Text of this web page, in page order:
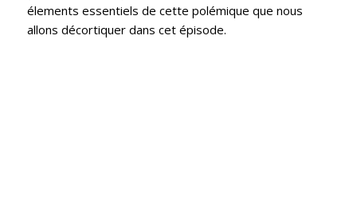
élements essentiels de cette polémique que nous
allons décortiquer dans cet épisode.